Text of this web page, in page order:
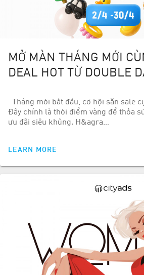
MỞ MÀN THÁNG MỚI
DEAL HOT TỪ DOUBLE
Tháng mới bắt đầu, cơ hội săn sale
Đây chính là thời điểm vàng để thỏa
ưu đãi siêu khủng. H&agra…
LEARN MORE